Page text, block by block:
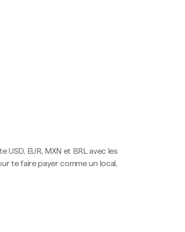
EUR, MXN et BRL avec les
te faire payer comme un local,